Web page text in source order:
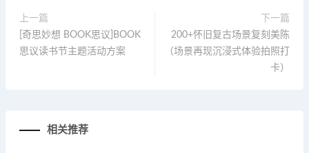
上一篇
[奇思妙想 BOOK思议]BOOK
思议读书节主题活动方案
下一篇
200+怀旧复古场景复刻美陈
（场景再现沉浸式体验拍照打
卡）
相关推荐